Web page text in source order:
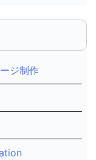
ジ制作